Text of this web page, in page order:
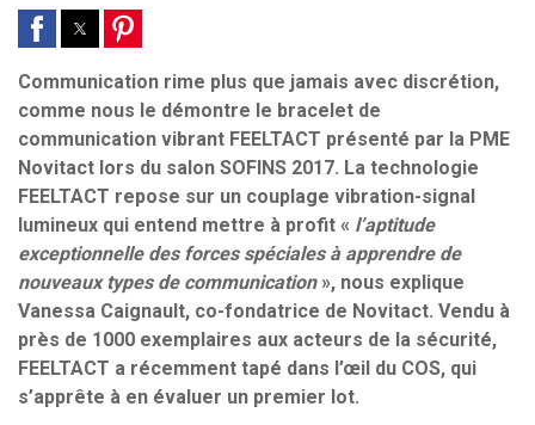
Communication rime plus que jamais avec discrétion,
comme nous le démontre le bracelet de
communication vibrant FEELTACT présenté par la PME
Novitact lors du salon SOFINS 2017. La technologie
FEELTACT repose sur un couplage vibration-signal
lumineux qui entend mettre à profit « l’aptitude
exceptionnelle des forces spéciales à apprendre de
nouveaux types de communication», nous explique
Vanessa Caignault, co-fondatrice de Novitact. Vendu à
près de 1000 exemplaires aux acteurs de la sécurité,
FEELTACT a récemment tapé dans l’œil du COS, qui
s’apprête à en évaluer un premier lot.